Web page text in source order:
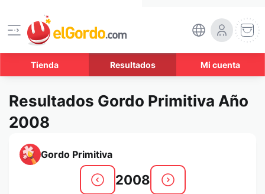
Tienda Resultados Mi cuenta
Resultados Gordo Primitiva Año
2008
Gordo Primitiva
2008